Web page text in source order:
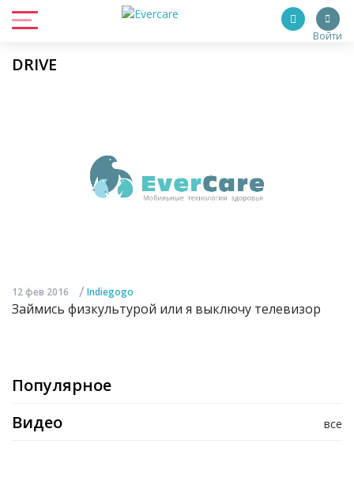
Войти
DRIVE
12 фев 2016 / Indiegogo
Займись физкультурой или я выключу телевизор
Популярное
все
Видео